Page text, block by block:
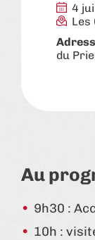
4
Les
du
Au
9h30 :
10h :